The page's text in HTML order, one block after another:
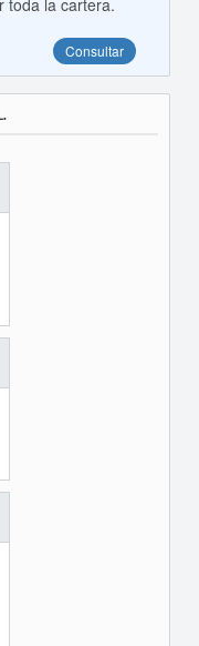
toda la cartera.
Consultar